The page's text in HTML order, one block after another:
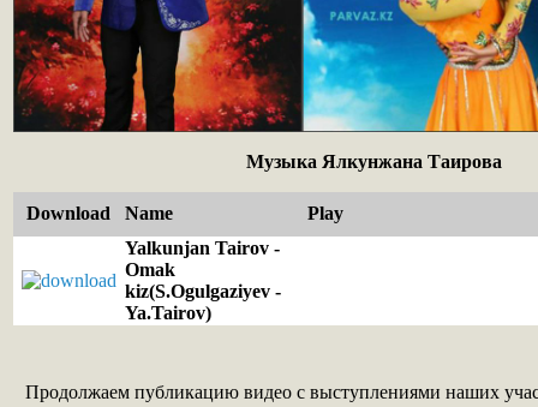
Музыка Ялкунжана Таирова
Download Name
Play
Yalkunjan Tairov -
Omak
kiz(S.Ogulgaziyev -
Ya.Tairov)
Продолжаем публикацию видео с выступлениями наших